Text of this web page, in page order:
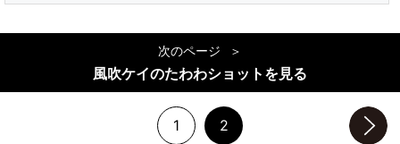
次のページ
風吹ケイのたわわショットを見る
1 2